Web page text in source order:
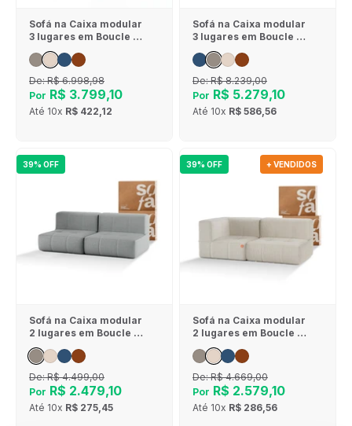
Sofá na Caixa modular
3 lugares em Boucle - 1
Braço com Chaise -
Linho
De:R$ 6.998,98
Por R$ 3.799,10
Até 10x R$ 422,12
Sofá na Caixa modular
3 lugares em Boucle - 1
Braço com 2 Chaises -
Cinza
De:R$ 8.239,00
Por R$ 5.279,10
Até 10x R$ 586,56
39% OFF
Sofá na Caixa modular
2 lugares em Boucle -
Sem braço - Cinza
De:R$ 4.499,00
Por R$ 2.479,10
Até 10x R$ 275,45
39% OFF + VENDIDOS
Sofá na Caixa modular
2 lugares em Boucle - 1
De:R$ 4.669,00
Por R$ 2.579,10
Até 10x R$ 286,56